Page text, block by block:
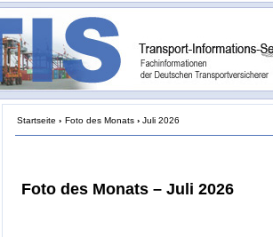
Startseite › Foto des Monats › Juli 2026
Foto des Monats – Juli 2026